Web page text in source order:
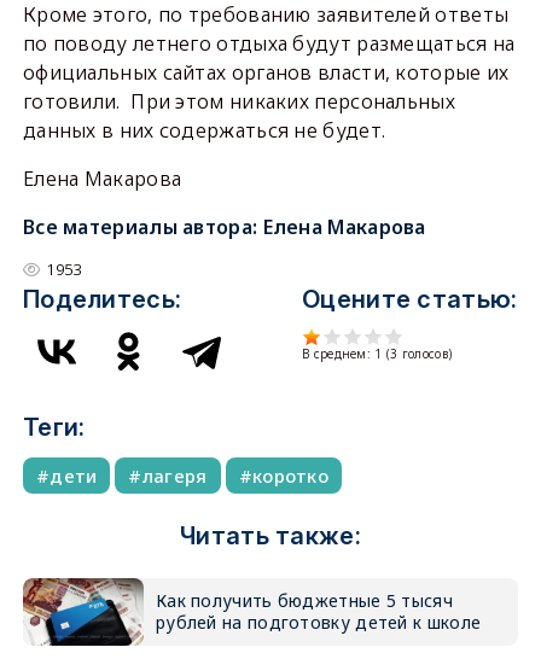
Кроме этого, по требованию заявителей ответы
по поводу летнего отдыха будут размещаться на
официальных сайтах органов власти, которые их
готовили. При этом никаких персональных
данных в них содержаться не будет.
Елена Макарова
Все материалы автора: Елена Макарова
1953
Поделитесь: Оцените статью:
В среднем: 1 (3 голосов)
Теги:
дети лагеря коротко
Читать также:
Как получить бюджетные 5 тысяч
рублей на подготовку детей к школе